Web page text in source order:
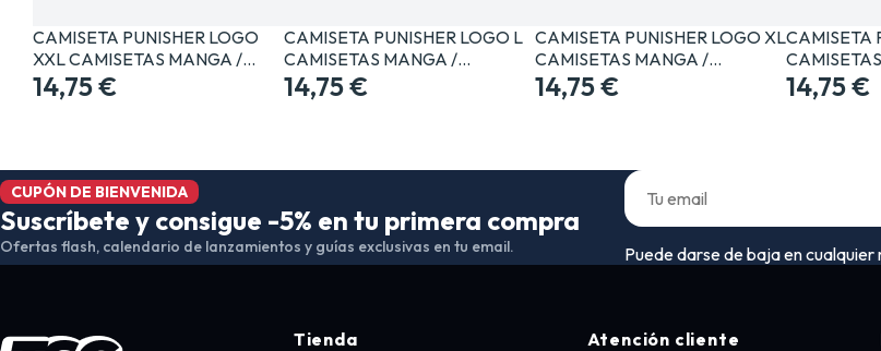
CAMISETA PUNISHER LOGO
XXL CAMISETAS MANGA /…
14,75 €
CAMISETA PUNISHER LOGO L
CAMISETAS MANGA /…
14,75 €
CAMISETA PUNISHER LOGO XL
CAMISETAS MANGA /…
14,75 €
CAMISETA
14,75 €
CUPÓN DE BIENVENIDA
Suscríbete y consigue -5% en tu primera compra
Ofertas flash, calendario de lanzamientos y guías exclusivas en tu email. Puede darse de baja en
Tienda Atención cliente